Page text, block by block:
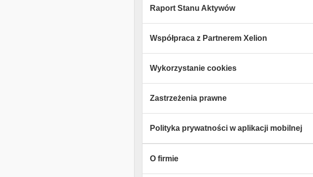
Raport Stanu Aktywów
Współpraca z Partnerem Xelion
Wykorzystanie cookies
Zastrzeżenia prawne
Polityka prywatności w aplikacji mobilnej
O firmie